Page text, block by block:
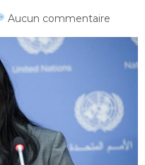
Aucun commentaire